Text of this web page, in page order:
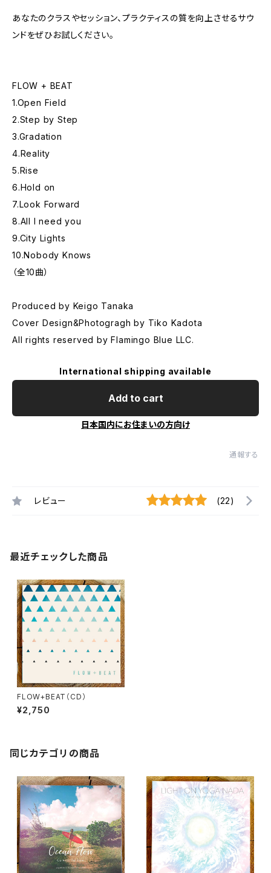
あなたのクラスやセッション、プラクティスの質を向上させるサウ
ンドをぜひお試しください。
FLOW + BEAT
1.Open Field
2.Step by Step
3.Gradation
4.Reality
5.Rise
6.Hold on
7.Look Forward
8.All I need you
9.City Lights
10.Nobody Knows
（全10曲）
Produced by Keigo Tanaka
Cover Design&Photogragh by Tiko Kadota
All rights reserved by Flamingo Blue LLC.
International shipping available
Add to cart
日本国内にお住まいの方向け
通報する
レビュー (22)
最近チェックした商品
FLOW+BEAT（CD）
¥2,750
同じカテゴリの商品